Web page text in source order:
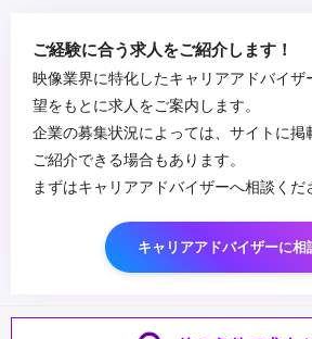
ご経験に合う求人をご紹介します！
映像業界に特化したキャリアアドバイザ
望をもとに求人をご案内します。
企業の募集状況によっては、サイトに掲
ご紹介できる場合もあります。
まずはキャリアアドバイザーへ相談くだ
キャリアアドバイザーに相